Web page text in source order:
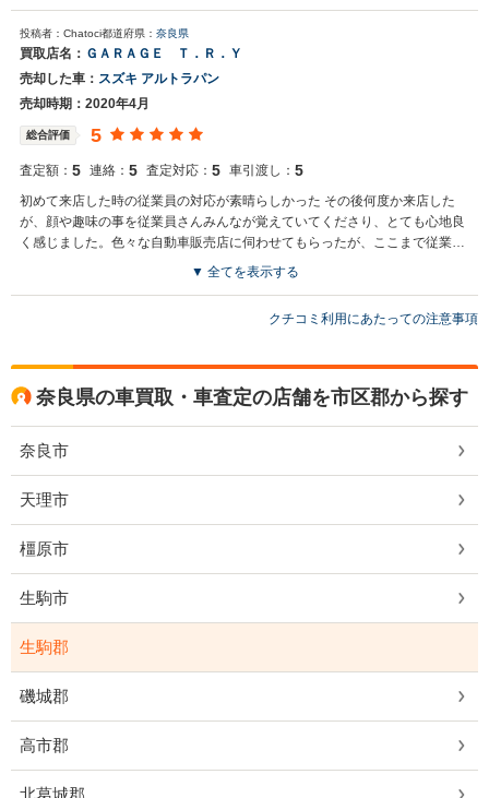
投稿者：Chatoci都道府県： 奈良県
買取店名： ＧＡＲＡＧＥ Ｔ．Ｒ．Ｙ
売却した車： スズキ アルトラパン
売却時期：2020年4月
総合評価 5
査定額： 5 連絡： 5 査定対応： 5 車引渡し： 5
初めて来店した時の従業員の対応が素晴らしかった その後何度か来店した
が、顔や趣味の事を従業員さんみんなが覚えていてくださり、とても心地良
く感じました。色々な自動車販売店に伺わせてもらったが、ここまで従業員
の教育が行き届いていて、素晴らしいショップは今まで見たことがありませ
▼ 全てを表示する
クチコミ利用にあたっての注意事項
奈良県の車買取・車査定の店舗を市区郡から探す
奈良市
天理市
橿原市
生駒市
生駒郡
磯城郡
高市郡
北葛城郡